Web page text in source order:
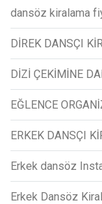
dansöz kiralama
DİREK DANSÇI
DİZİ ÇEKİMİNE
EĞLENCE
ERKEK DANSÇI
Erkek dansöz
Erkek Dansöz